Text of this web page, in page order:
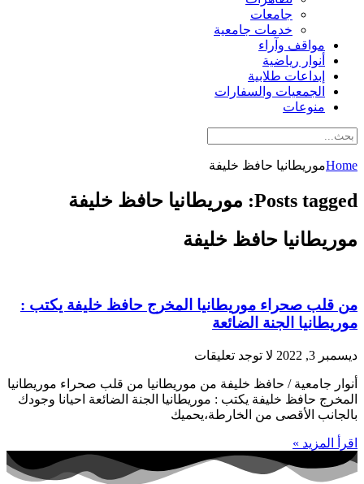
جامعات
خدمات جامعية
مواقف وآراء
أنوار رياضية
إبداعات طلابية
الجمعيات والسفارات
منوعات
Homeموريطانيا حافظ خليفة
Posts tagged: موريطانيا حافظ خليفة
موريطانيا حافظ خليفة
من قلب صحراء موريطانيا المخرج حافظ خليفة يكتب :
موريطانيا الجنة الضائعة
ديسمبر 3, 2022 لا توجد تعليقات
أنوار جامعية / حافظ خليفة من موريطانيا من قلب صحراء موريطانيا
المخرج حافظ خليفة يكتب : موريطانيا الجنة الضائعة احيانا وجودك
بالجانب الأقصى من الخارطة،يحميك
اقرأ المزيد »